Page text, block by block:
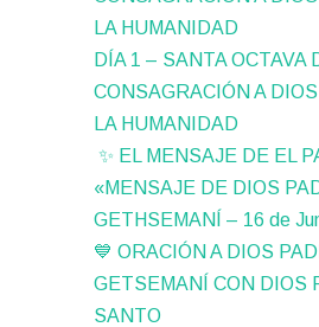
LA HUMANIDAD
DÍA 1 – SANTA OCTAVA
CONSAGRACIÓN A
LA HUMANIDAD
✨ EL MENSAJE DE EL
«MENSAJE DE DIOS
GETHSEMANÍ – 16 de
💙 ORACIÓN A DIOS
GETSEMANÍ CON DIOS
SANTO